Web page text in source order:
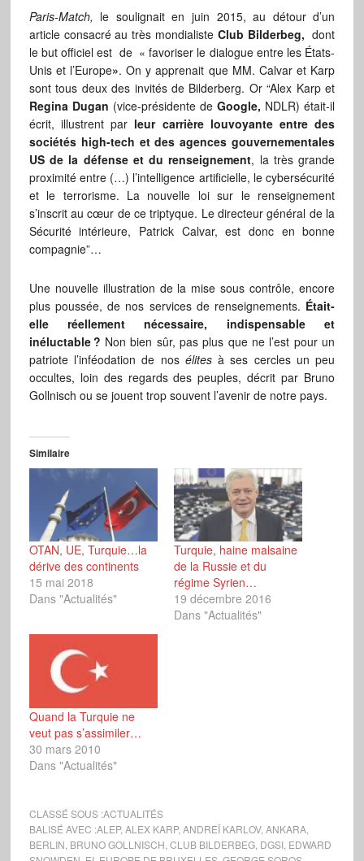
Paris-Match, le soulignait en juin 2015, au détour d’un
article consacré au très mondialiste Club Bilderbeg, dont
le but officiel est de « favoriser le dialogue entre les États-
Unis et l’Europe». On y apprenait que MM. Calvar et Karp
sont tous deux des invités de Bilderberg. Or “Alex Karp et
Regina Dugan (vice-présidente deGoogle, NDLR) était-il
écrit, illustrent par leur carrière louvoyante entre des
sociétés high-tech et des agences gouvernementales
US de la défense et du renseignement, la très grande
proximité entre (…) l’intelligence artificielle, le cybersécurité
et le terrorisme. La nouvelle loi sur le renseignement
s’inscrit au cœur de ce triptyque. Le directeur général de la
Sécurité intérieure, Patrick Calvar, est donc en bonne
compagnie”…
Une nouvelle illustration de la mise sous contrôle, encore
plus poussée, de nos services de renseignements. Était-
elle réellement nécessaire, indispensable et
inéluctable ? Non bien sûr, pas plus que ne l’est pour un
patriote l’inféodation de nosélitesà ses cercles un peu
occultes, loin des regards des peuples, décrit par Bruno
Gollnisch ou se jouent trop souvent l’avenir de notre pays.
Similaire
OTAN, UE, Turquie…la
dérive des continents
15 mai 2018
Dans "Actualités"
Turquie, haine malsaine
de la Russie et du
régime Syrien…
19 décembre 2016
Dans "Actualités"
Quand la Turquie ne
veut pas s’assimiler…
30 mars 2010
Dans "Actualités"
CLASSÉ SOUS :ACTUALITÉS
BALISÉ AVEC :ALEP, ALEX KARP, ANDREÏ KARLOV, ANKARA,
BERLIN BRUNO GOLLNISCH CLUB BILDERBEG, DGSI, EDWARD